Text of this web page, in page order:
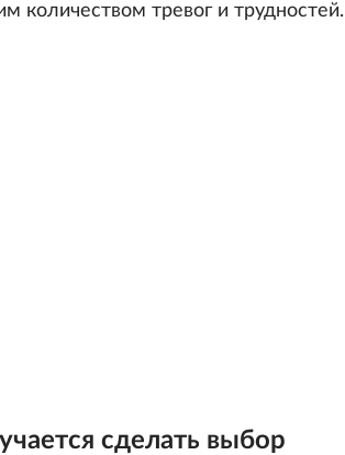
количеством тревог и трудностей.
сделать выбор